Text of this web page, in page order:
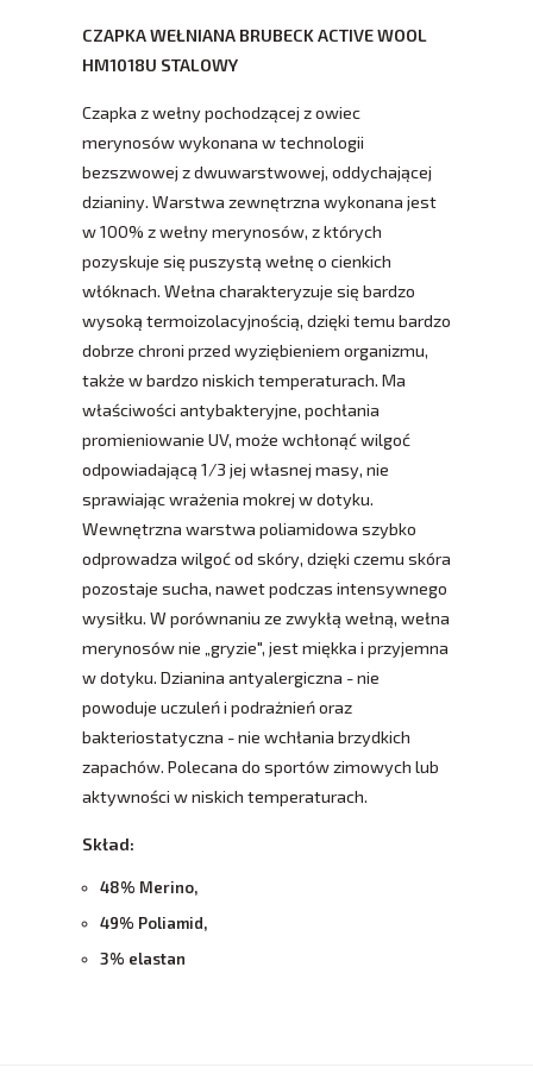
CZAPKA WEŁNIANA BRUBECK ACTIVE WOOL
HM1018U STALOWY
Czapka z wełny pochodzącej z owiec
merynosów wykonana w technologii
bezszwowej z dwuwarstwowej, oddychającej
dzianiny. Warstwa zewnętrzna wykonana jest
w 100% z wełny merynosów, z których
pozyskuje się puszystą wełnę o cienkich
włóknach. Wełna charakteryzuje się bardzo
wysoką termoizolacyjnością, dzięki temu bardzo
dobrze chroni przed wyziębieniem organizmu,
także w bardzo niskich temperaturach. Ma
właściwości antybakteryjne, pochłania
promieniowanie UV, może wchłonąć wilgoć
odpowiadającą 1/3 jej własnej masy, nie
sprawiając wrażenia mokrej w dotyku.
Wewnętrzna warstwa poliamidowa szybko
odprowadza wilgoć od skóry, dzięki czemu skóra
pozostaje sucha, nawet podczas intensywnego
wysiłku. W porównaniu ze zwykłą wełną, wełna
merynosów nie „gryzie", jest miękka i przyjemna
w dotyku. Dzianina antyalergiczna - nie
powoduje uczuleń i podrażnień oraz
bakteriostatyczna - nie wchłania brzydkich
zapachów. Polecana do sportów zimowych lub
aktywności w niskich temperaturach.
Skład:
48% Merino,
49% Poliamid,
3% elastan